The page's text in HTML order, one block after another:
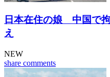
日本在住の娘 中国で
え
NEW
share comments